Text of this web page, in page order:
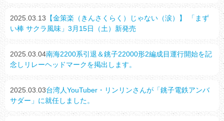
2025.03.13 【金策楽（きんさくらく）じゃない（涙）】 「まず
い棒 サクラ風味」3月15日（土）新発売
2025.03.04南海2200系引退＆銚子22000形2編成目運行開始を記
念しリレーヘッドマークを掲出します。
2025.03.03台湾人YouTuber・リンリンさんが「銚子電鉄アンバ
サダー」に就任しました。